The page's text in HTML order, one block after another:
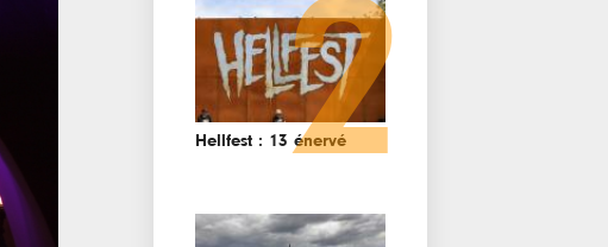
Hellfest : 13 énervé
2